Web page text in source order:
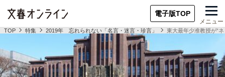
電子版TOP
メニュー
TOP 特集 2019年 忘れられない「名言・迷言・珍言」 東大最年少准教授が“